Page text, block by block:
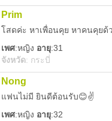
Prim
โสดค่ะ หาเพื่อนคุย หาคนคุยด้
เพศ:หญิง อายุ:31
จังหวัด: กระบี่
Nong
แฟนไม่มี ยินดีต้อนรับ😊✌️
เพศ:หญิง อายุ:32